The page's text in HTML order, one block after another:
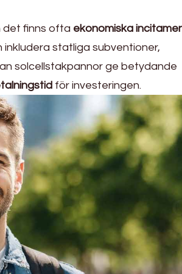
det finns ofta ekonomiska
inkludera statliga subventioner,
solcellstakpannor ge betydande
för investeringen.